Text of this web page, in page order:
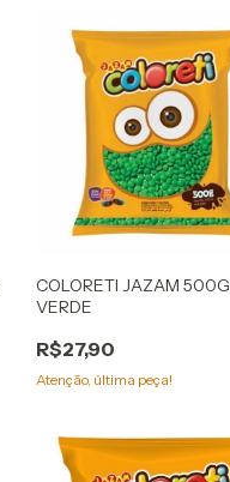
COLORETI JAZAM 500G
VERDE
R$27,90
Atenção, última peça!